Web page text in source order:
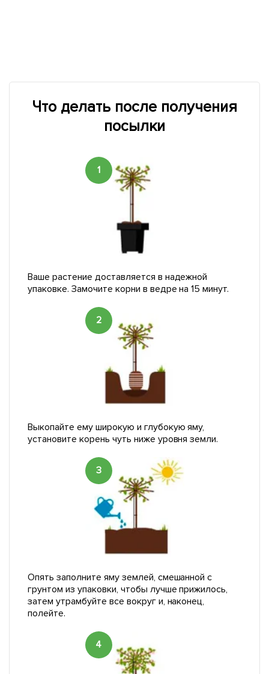
Что делать после получения
посылки
1
Ваше растение доставляется в надежной
упаковке. Замочите корни в ведре на 15 минут.
2
Выкопайте ему широкую и глубокую яму,
установите корень чуть ниже уровня земли.
3
Опять заполните яму землей, смешанной с
грунтом из упаковки, чтобы лучше прижилось,
затем утрамбуйте все вокруг и, наконец,
полейте.
4